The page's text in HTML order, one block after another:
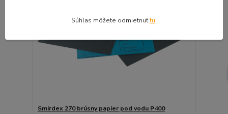
Smirdex 270 brúsny papier pod vodu P400
Súhlas môžete odmietnuťtu.